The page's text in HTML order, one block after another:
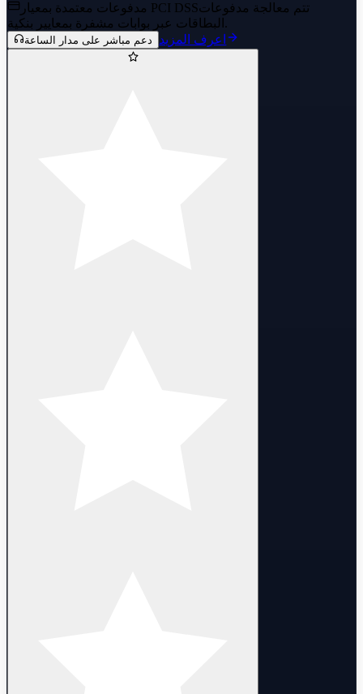
مدفوعات معتمدة بمعيار PCI DSSتتم معالجة مدفوعات
البطاقات عبر بوابات مشفرة بمعايير بنكية.
دعم مباشر على مدار الساعة اعرف المزيد